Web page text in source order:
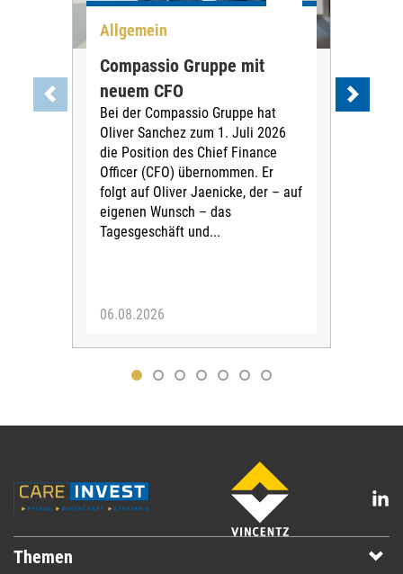
Allgemein
Compassio Gruppe mit
neuem CFO
Bei der Compassio Gruppe hat
Oliver Sanchez zum 1. Juli 2026
die Position des Chief Finance
Officer (CFO) übernommen. Er
folgt auf Oliver Jaenicke, der – auf
eigenen Wunsch – das
Tagesgeschäft und...
06.08.2026
Themen